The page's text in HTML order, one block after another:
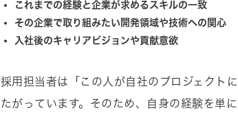
これまでの経験と企業が求めるスキルの一致
その企業で取り組みたい開発領域や技術への関心
入社後のキャリアビジョンや貢献意欲
採用担当者は「この人が自社のプロジェクト
たがっています。そのため、自身の経験を単